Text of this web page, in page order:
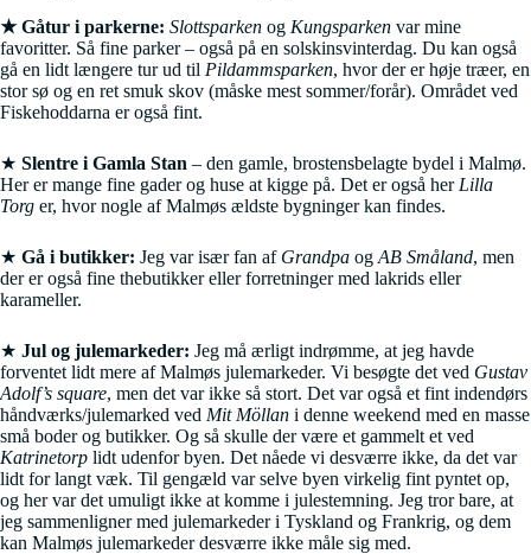
★ Gåtur i parkerne: Slottsparken og Kungsparken var mine
favoritter. Så fine parker – også på en solskinsvinterdag. Du kan også
gå en lidt længere tur ud til Pildammsparken, hvor der er høje træer, en
stor sø og en ret smuk skov (måske mest sommer/forår). Området ved
Fiskehoddarna er også fint.
★ Slentre i Gamla Stan – den gamle, brostensbelagte bydel i Malmø.
Her er mange fine gader og huse at kigge på. Det er også her Lilla
Torg er, hvor nogle af Malmøs ældste bygninger kan findes.
★ Gå i butikker: Jeg var især fan af Grandpa og AB Småland, men
der er også fine thebutikker eller forretninger med lakrids eller
karameller.
★ Jul og julemarkeder: Jeg må ærligt indrømme, at jeg havde
forventet lidt mere af Malmøs julemarkeder. Vi besøgte det ved Gustav
Adolf’s square, men det var ikke så stort. Det var også et fint indendørs
håndværks/julemarked ved Mit Möllan i denne weekend med en masse
små boder og butikker. Og så skulle der være et gammelt et ved
Katrinetorp lidt udenfor byen. Det nåede vi desværre ikke, da det var
lidt for langt væk. Til gengæld var selve byen virkelig fint pyntet op,
og her var det umuligt ikke at komme i julestemning. Jeg tror bare, at
jeg sammenligner med julemarkeder i Tyskland og Frankrig, og dem
kan Malmøs julemarkeder desværre ikke måle sig med.